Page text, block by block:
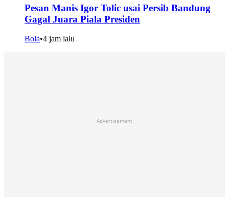
Pesan Manis Igor Tolic usai Persib Bandung
Gagal Juara Piala Presiden
Bola•4 jam lalu
Advertisement